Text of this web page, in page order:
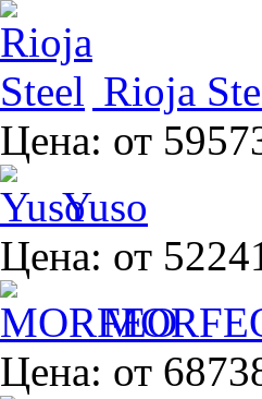
Rioja
Цена: от
Yuso
Цена: от
Цена: от